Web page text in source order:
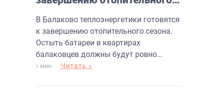
В Балаково теплоэнергетики готовятся
к завершению отопительного сезона.
Остыть батареи в квартирах
балаковцев должны будут ровно...
1 МИН Читать »